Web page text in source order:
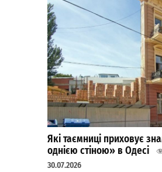
Які таємниці приховує
однією стіною» в Одесі
30.07.2026